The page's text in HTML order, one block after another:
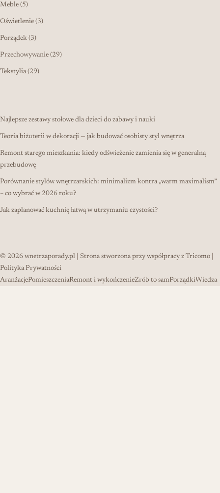
Meble 55 produktów
Oświetlenie 33 produkty
Porządek 33 produkty
Przechowywanie 2929 produktów
Tekstylia 2929 produktów
Najlepsze zestawy stołowe dla dzieci do zabawy i nauki
Teoria biżuterii w dekoracji — jak budować osobisty styl wnętrza
Remont starego mieszkania: kiedy odświeżenie zamienia się w generalną
przebudowę
Porównanie stylów wnętrzarskich: minimalizm kontra „warm maximalism”
– co wybrać w 2026 roku?
Jak zaplanować kuchnię łatwą w utrzymaniu czystości?
© 2026 wnetrzaporady.pl | Strona stworzona przy współpracy z Tricomo
Polityka Prywatności
AranżacjePomieszczeniaRemont i wykończenieZrób to samPorządkiWiedza